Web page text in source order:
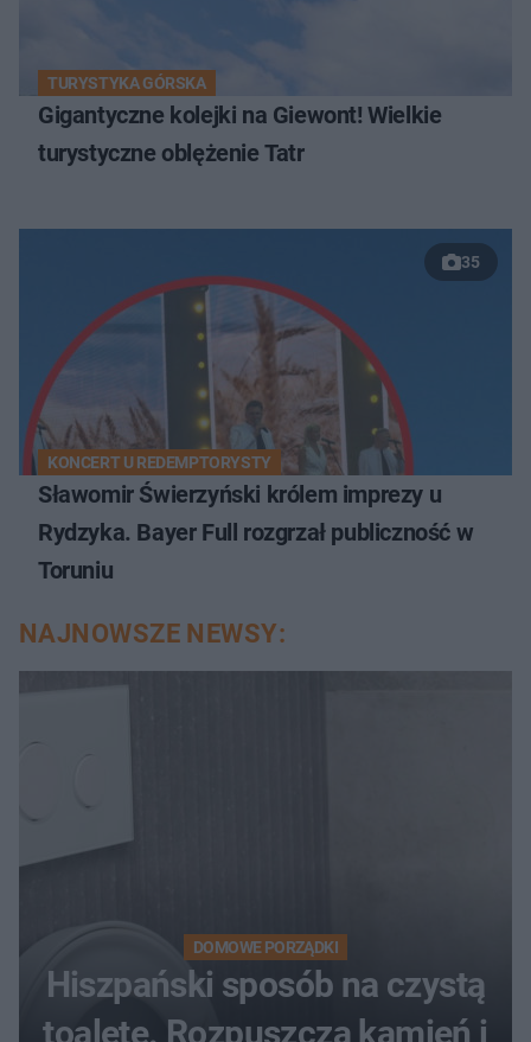
TURYSTYKA GÓRSKA
Gigantyczne kolejki na Giewont! Wielkie
turystyczne oblężenie Tatr
35
KONCERT U REDEMPTORYSTY
Sławomir Świerzyński królem imprezy u
Rydzyka. Bayer Full rozgrzał publiczność w
Toruniu
NAJNOWSZE NEWSY:
DOMOWE PORZĄDKI
Hiszpański sposób na czystą
toaletę. Rozpuszcza kamień i